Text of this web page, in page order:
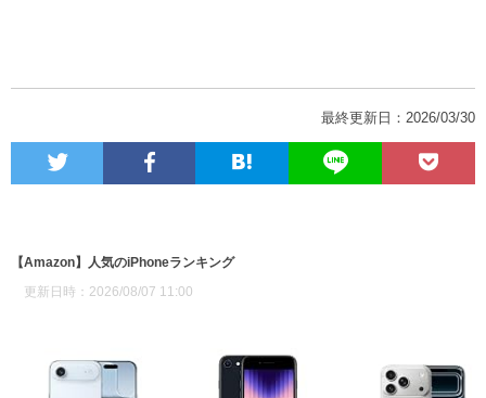
最終更新日：2026/03/30
【Amazon】人気のiPhoneランキング
更新日時：2026/08/07 11:00